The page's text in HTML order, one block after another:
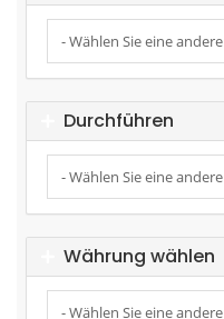
Durchführen
Währung wählen